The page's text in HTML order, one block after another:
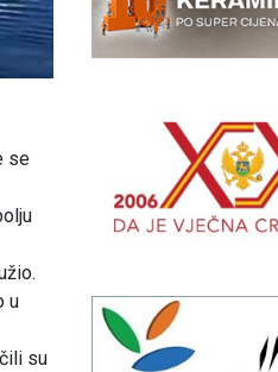
se
u
su